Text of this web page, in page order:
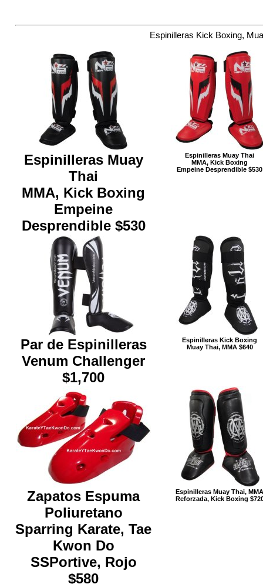
Espinilleras Kick Boxing,
Espinilleras Muay
Thai
MMA, Kick Boxing
Empeine
Desprendible $530
Espinilleras Muay Thai
MMA, Kick Boxing
Empeine Desprendible $530
Par de Espinilleras
Venum Challenger
$1,700
Espinilleras Kick Boxing
Muay Thai, MMA $640
Zapatos Espuma
Poliuretano
Sparring Karate, Tae
Kwon Do
SSPortive, Rojo
$580
Espinilleras Muay Thai, MMA
Reforzada, Kick Boxing